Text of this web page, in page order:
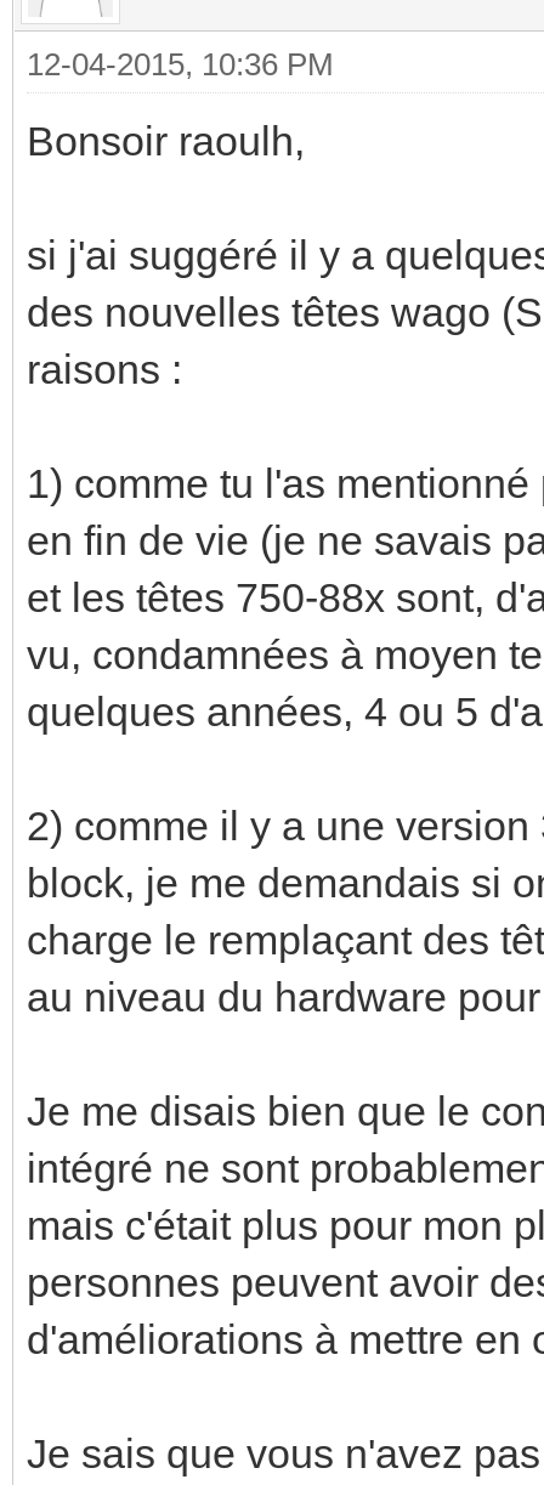
12-04-2015, 10:36 PM
Bonsoir raoulh,
si j'ai suggéré il y a
des nouvelles têtes wago
raisons :
1) comme tu l'as
en fin de vie (je ne savais
et les têtes 750-88x sont,
vu, condamnées à moyen
quelques années, 4 ou 5
2) comme il y a une
block, je me demandais si
charge le remplaçant des
au niveau du hardware
Je me disais bien que le
intégré ne sont
mais c'était plus pour mon
personnes peuvent avoir
d'améliorations à mettre
Je sais que vous n'avez